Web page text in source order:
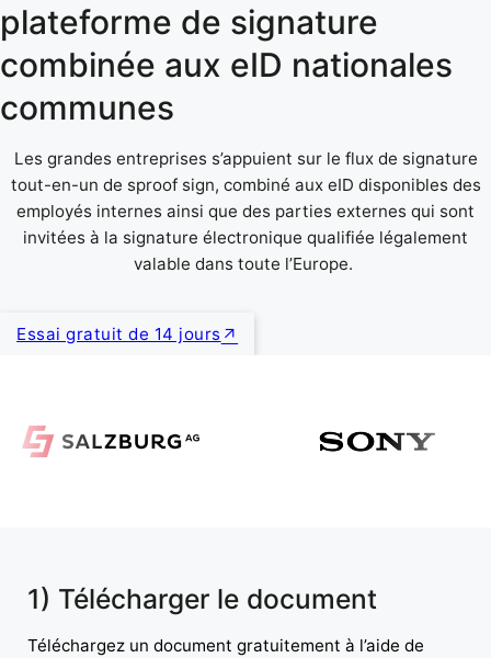
plateforme de signature
combinée aux eID nationales
communes
Les grandes entreprises s’appuient sur le flux de signature
tout-en-un de sproof sign, combiné aux eID disponibles des
employés internes ainsi que des parties externes qui sont
invitées à la signature électronique qualifiée légalement
valable dans toute l’Europe.
Essai gratuit de 14 jours
1) Télécharger le document
Téléchargez un document gratuitement à l’aide de